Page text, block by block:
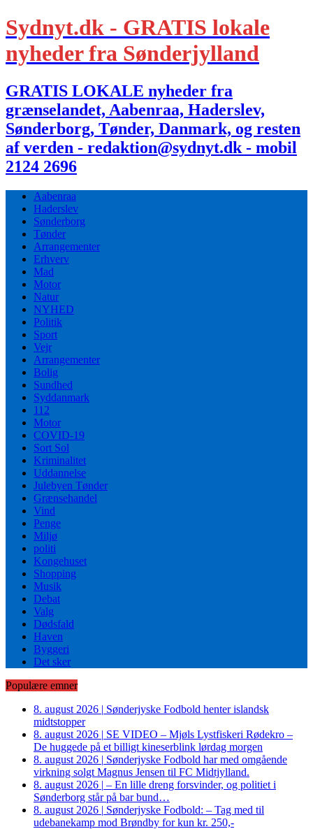
Sydnyt.dk - GRATIS lokale
nyheder fra Sønderjylland
GRATIS LOKALE nyheder fra
grænselandet, Aabenraa, Haderslev,
Sønderborg, Tønder, Danmark, og resten
af verden - redaktion@sydnyt.dk - mobil
2124 2696
Aabenraa
Haderslev
Sønderborg
Tønder
Arrangementer
Erhverv
Mad
Motor
Natur
NYHED
Politik
Sport
Vejr
Arrangementer
Bolig
Sundhed
Syddanmark
112
Motor
COVID-19
Sort Sol
Kriminalitet
Uddannelse
Julebyen Tønder
Grænsehandel
Vind
Penge
Miljø
politi
Kongehuset
Shopping
Musik
Debat
Valg
Dødsfald
Haven
Byggeri
Det sker
Populære emner
8. august 2026 | Sønderjyske Fodbold henter islandsk
midtstopper
8. august 2026 | SE VIDEO – Mjøls Lystfiskeri Rødekro –
De huggede på et billigt kineserblink lørdag morgen
8. august 2026 | Sønderjyske Fodbold har med omgående
virkning solgt Magnus Jensen til FC Midtjylland.
8. august 2026 | – En lille dreng forsvinder, og politiet i
Sønderborg står på bar bund…
8. august 2026 | Sønderjyske Fodbold: – Tag med til
udebanekamp mod Brøndby for kun kr. 250,-